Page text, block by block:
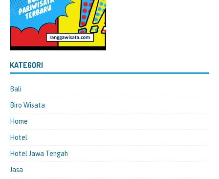
KATEGORI
Bali
Biro Wisata
Home
Hotel
Hotel Jawa Tengah
Jasa